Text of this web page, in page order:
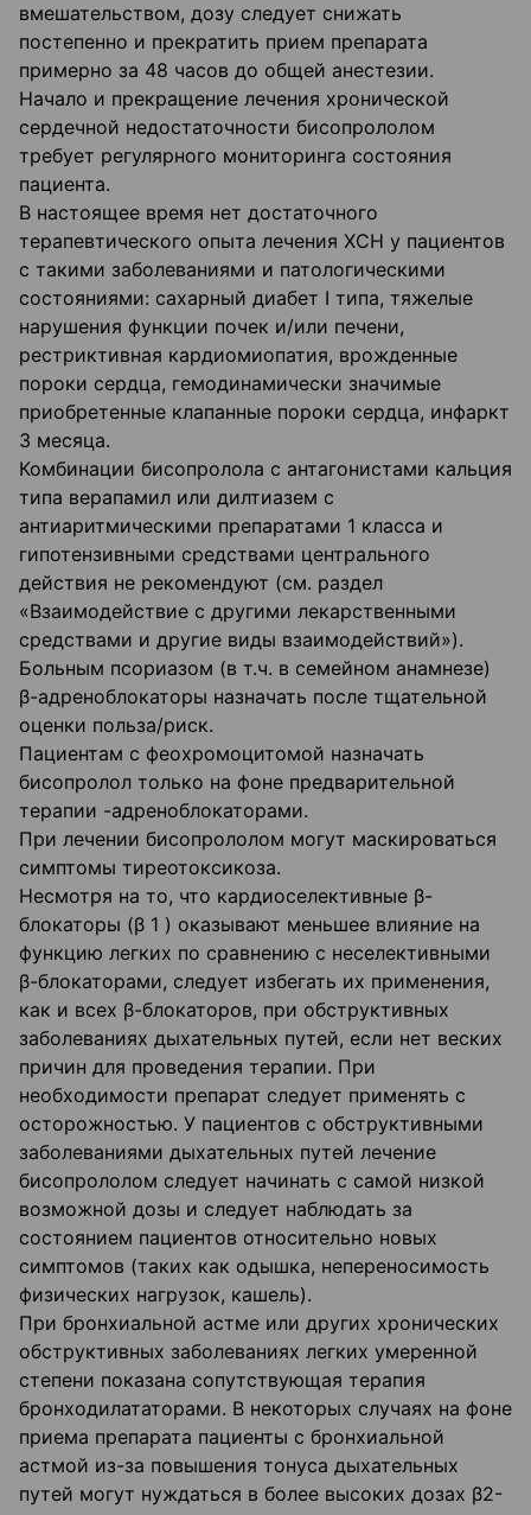
вмешательством, дозу следует снижать
постепенно и прекратить прием препарата
примерно за 48 часов до общей анестезии.
Начало и прекращение лечения хронической
сердечной недостаточности бисопрололом
требует регулярного мониторинга состояния
пациента.
В настоящее время нет достаточного
терапевтического опыта лечения ХСН у пациентов
с такими заболеваниями и патологическими
состояниями: сахарный диабет I типа, тяжелые
нарушения функции почек и/или печени,
рестриктивная кардиомиопатия, врожденные
пороки сердца, гемодинамически значимые
приобретенные клапанные пороки сердца, инфаркт
3 месяца.
Комбинации бисопролола с антагонистами кальция
типа верапамил или дилтиазем с
антиаритмическими препаратами 1 класса и
гипотензивными средствами центрального
действия не рекомендуют (см. раздел
«Взаимодействие с другими лекарственными
средствами и другие виды взаимодействий»).
Больным псориазом (в т.ч. в семейном анамнезе)
β-адреноблокаторы назначать после тщательной
оценки польза/риск.
Пациентам с феохромоцитомой назначать
бисопролол только на фоне предварительной
терапии -адреноблокаторами.
При лечении бисопрололом могут маскироваться
симптомы тиреотоксикоза.
Несмотря на то, что кардиоселективные β-
блокаторы (β 1 ) оказывают меньшее влияние на
функцию легких по сравнению с неселективными
β-блокаторами, следует избегать их применения,
как и всех β-блокаторов, при обструктивных
заболеваниях дыхательных путей, если нет веских
причин для проведения терапии. При
необходимости препарат следует применять с
осторожностью. У пациентов с обструктивными
заболеваниями дыхательных путей лечение
бисопрололом следует начинать с самой низкой
возможной дозы и следует наблюдать за
состоянием пациентов относительно новых
симптомов (таких как одышка, непереносимость
физических нагрузок, кашель).
При бронхиальной астме или других хронических
обструктивных заболеваниях легких умеренной
степени показана сопутствующая терапия
бронходилататорами. В некоторых случаях на фоне
приема препарата пациенты с бронхиальной
астмой из-за повышения тонуса дыхательных
путей могут нуждаться в более высоких дозах β2-